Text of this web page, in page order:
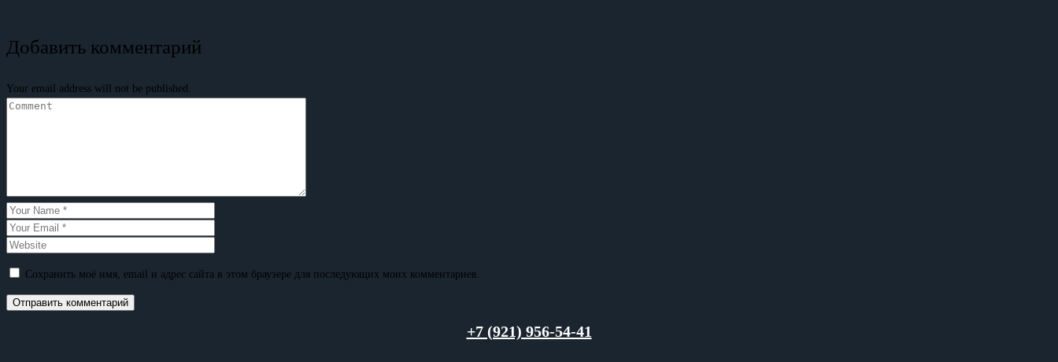
Добавить комментарий
Your email address will not be published.
Сохранить моё имя, email и адрес сайта в этом браузере для последующих моих комментариев.
+7 (921) 956-54-41